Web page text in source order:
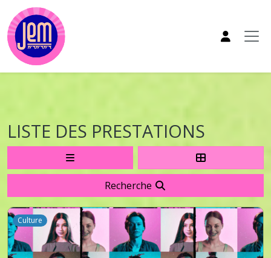
Aller au contenu principal
LISTE DES PRESTATIONS
Recherche
Culture